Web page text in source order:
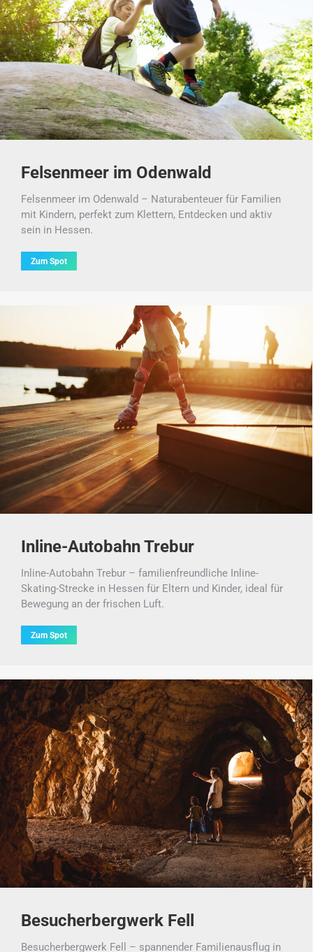
Felsenmeer im Odenwald
Felsenmeer im Odenwald – Naturabenteuer für Familien
mit Kindern, perfekt zum Klettern, Entdecken und aktiv
sein in Hessen.
Zum Spot
Inline-Autobahn Trebur
Inline-Autobahn Trebur – familienfreundliche Inline-
Skating-Strecke in Hessen für Eltern und Kinder, ideal für
Bewegung an der frischen Luft.
Zum Spot
Besucherbergwerk Fell
Besucherbergwerk Fell – spannender Familienausflug in